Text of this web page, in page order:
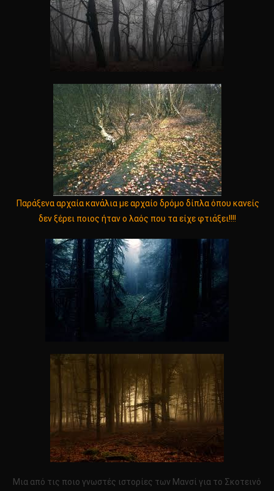
Παράξενα αρχαία κανάλια με αρχαίο δρόμο δίπλα όπου κανείς
δεν ξέρει ποιος ήταν ο λαός που τα είχε φτιάξει!!!!
Μια από τις ποιο γνωστές ιστορίες των Μανσί για το Σκοτεινό